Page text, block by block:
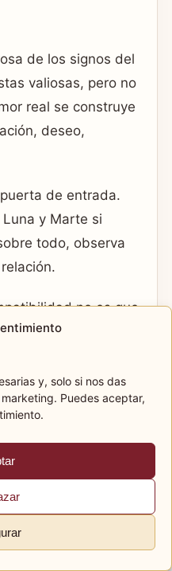
y, solo si nos das
Puedes aceptar,
de los signos del
valiosas, pero no
real se construye
deseo,
de entrada.
y Marte si
todo, observa
no es que
Es que las
sin apagar lo
y con una